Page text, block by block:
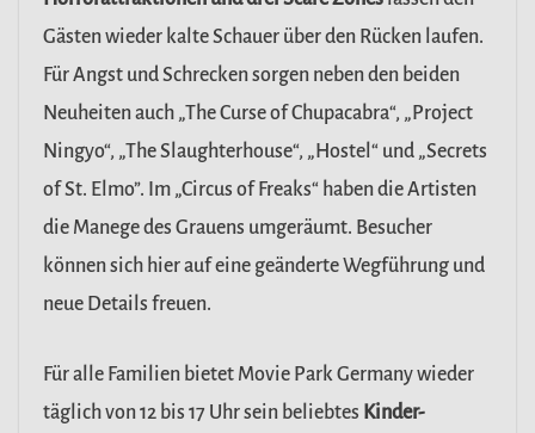
Gästen wieder kalte Schauer über den Rücken laufen.
Für Angst und Schrecken sorgen neben den beiden
Neuheiten auch „The Curse of Chupacabra“, „Project
Ningyo“, „The Slaughterhouse“, „Hostel“ und „Secrets
of St. Elmo”. Im „Circus of Freaks“ haben die Artisten
die Manege des Grauens umgeräumt. Besucher
können sich hier auf eine geänderte Wegführung und
neue Details freuen.
Für alle Familien bietet Movie Park Germany wieder
täglich von 12 bis 17 Uhr sein beliebtes Kinder-